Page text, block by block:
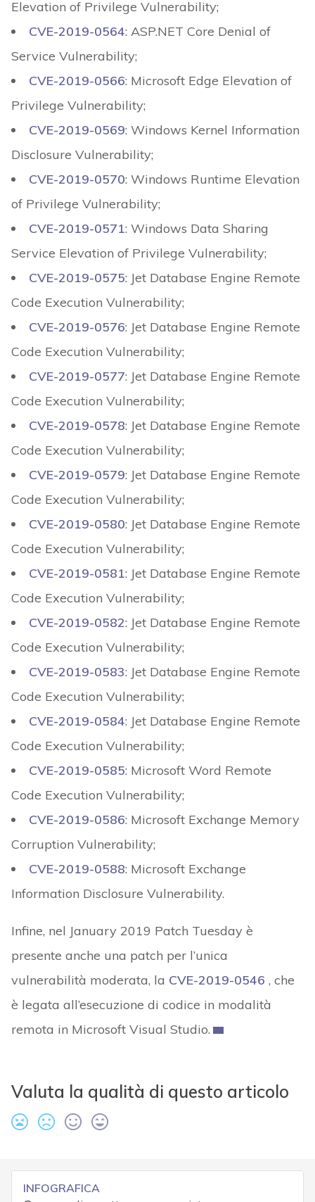
Elevation of Privilege Vulnerability;
CVE-2019-0564: ASP.NET Core Denial of
Service Vulnerability;
CVE-2019-0566: Microsoft Edge Elevation of
Privilege Vulnerability;
CVE-2019-0569: Windows Kernel Information
Disclosure Vulnerability;
CVE-2019-0570: Windows Runtime Elevation
of Privilege Vulnerability;
CVE-2019-0571: Windows Data Sharing
Service Elevation of Privilege Vulnerability;
CVE-2019-0575: Jet Database Engine Remote
Code Execution Vulnerability;
CVE-2019-0576: Jet Database Engine Remote
Code Execution Vulnerability;
CVE-2019-0577: Jet Database Engine Remote
Code Execution Vulnerability;
CVE-2019-0578: Jet Database Engine Remote
Code Execution Vulnerability;
CVE-2019-0579: Jet Database Engine Remote
Code Execution Vulnerability;
CVE-2019-0580: Jet Database Engine Remote
Code Execution Vulnerability;
CVE-2019-0581: Jet Database Engine Remote
Code Execution Vulnerability;
CVE-2019-0582: Jet Database Engine Remote
Code Execution Vulnerability;
CVE-2019-0583: Jet Database Engine Remote
Code Execution Vulnerability;
CVE-2019-0584: Jet Database Engine Remote
Code Execution Vulnerability;
CVE-2019-0585: Microsoft Word Remote
Code Execution Vulnerability;
CVE-2019-0586: Microsoft Exchange Memory
Corruption Vulnerability;
CVE-2019-0588: Microsoft Exchange
Information Disclosure Vulnerability.
Infine, nel January 2019 Patch Tuesday è
presente anche una patch per l’unica
vulnerabilità moderata, la CVE-2019-0546 , che
è legata all’esecuzione di codice in modalità
remota in Microsoft Visual Studio.
Valuta la qualità di questo articolo
INFOGRAFICA